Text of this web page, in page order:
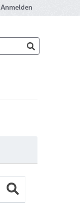
Anmelden